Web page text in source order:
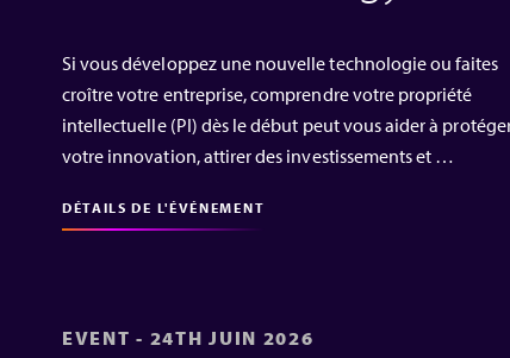
Si vous développez une nouvelle technologie ou faites
croître votre entreprise, comprendre votre propriété
intellectuelle (PI) dès le début peut vous aider à
votre innovation, attirer des investissements et …
DÉTAILS DE L'ÉVÉNEMENT
EVENT - 24TH JUIN 2026